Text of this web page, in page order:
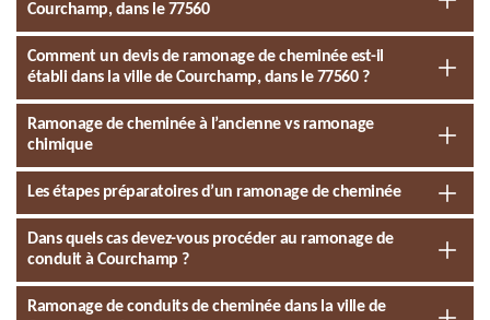
Courchamp, dans le 77560
Comment un devis de ramonage de cheminée est-il
établi dans la ville de Courchamp, dans le 77560 ?
Ramonage de cheminée à l’ancienne vs ramonage
chimique
Les étapes préparatoires d’un ramonage de cheminée
Dans quels cas devez-vous procéder au ramonage de
conduit à Courchamp ?
Ramonage de conduits de cheminée dans la ville de